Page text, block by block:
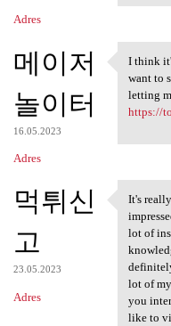
Adres
메이저
놀이터
16.05.2023
Adres
I think
I think
want to
letting
https://
먹튀신
고
23.05.2023
Adres
It's
It's
lot of
lot of
you
like to